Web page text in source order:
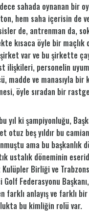
sahada oynanan bir
hem saha içerisin de
de, antrenman da,
kısaca öyle bir maçlık
var ve bu şirkette
ilişkileri, personelin
madde ve manasıyla
öyle sıradan bir
yıl ki şampiyonluğu,
otuz beş yıldır bu
ama bu başkanlık
ustalık döneminin
Birliği ve
Golf Federasyonu
farklı anlayış ve farklı bir
bu kimliğin rolü var.